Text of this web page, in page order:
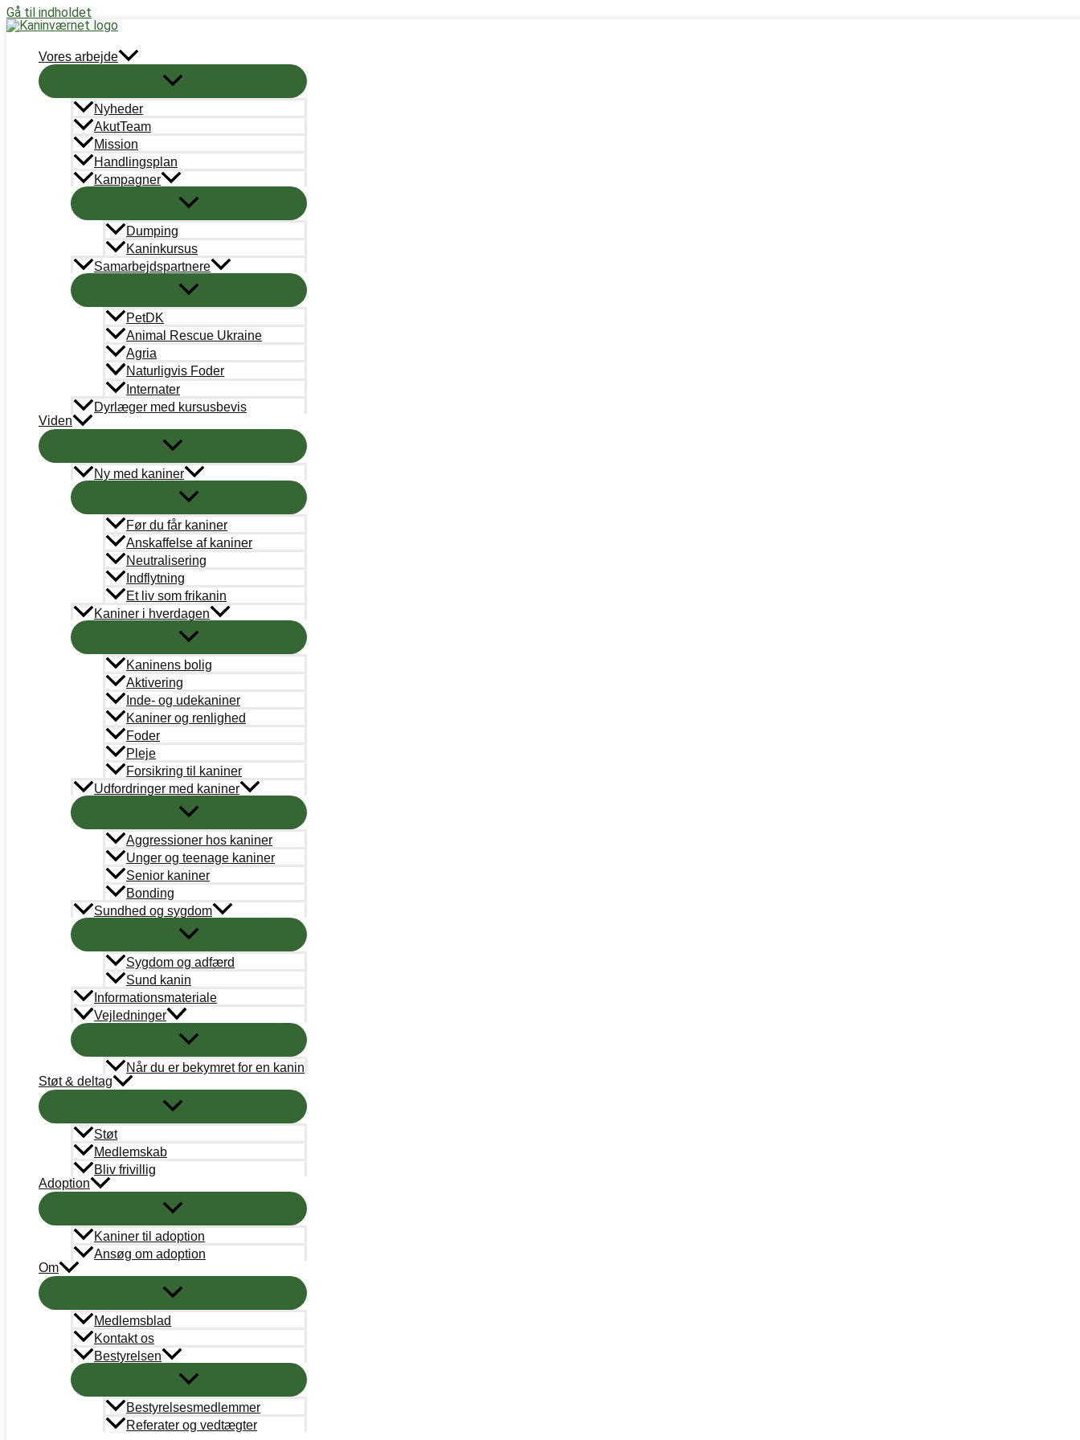
Gå til indholdet
Vores arbejde
Nyheder
AkutTeam
Mission
Handlingsplan
Kampagner
Dumping
Kaninkursus
Samarbejdspartnere
PetDK
Animal Rescue Ukraine
Agria
Naturligvis Foder
Internater
Dyrlæger med kursusbevis
Viden
Ny med kaniner
Før du får kaniner
Anskaffelse af kaniner
Neutralisering
Indflytning
Et liv som frikanin
Kaniner i hverdagen
Kaninens bolig
Aktivering
Inde- og udekaniner
Kaniner og renlighed
Foder
Pleje
Forsikring til kaniner
Udfordringer med kaniner
Aggressioner hos kaniner
Unger og teenage kaniner
Senior kaniner
Bonding
Sundhed og sygdom
Sygdom og adfærd
Sund kanin
Informationsmateriale
Vejledninger
Når du er bekymret for en kanin
Støt & deltag
Støt
Medlemskab
Bliv frivillig
Adoption
Kaniner til adoption
Ansøg om adoption
Om
Medlemsblad
Kontakt os
Bestyrelsen
Bestyrelsesmedlemmer
Referater og vedtægter
Støt nu
WordPress-annoncepost-billede-collage
Skriv en kommentar / Af
Forrige Medie
Skriv et svar
Du skal være for at skrive en kommentar.
KANINVÆRNET
CVRnr.: 38787101
info@kaninvaernet.dk
AkutTeam
akutteam@kaninvaernet.dk
NYTTIGE LINKS
Vores arbejde
Bestyrelse
Læringsportal
Kaninregister
Bliv medlem
Handelsbetingelser
Abonnementsbetingelser
PetDK
Cookiepolitik
STØT
Arbejdernes Landsbank
Kun donationer:
Reg# 5359 Konto#0245988
Øvrigt: Reg# 5359 Konto# 0000245058
Mobilepay
Kun donationer: #311658
Støt nu